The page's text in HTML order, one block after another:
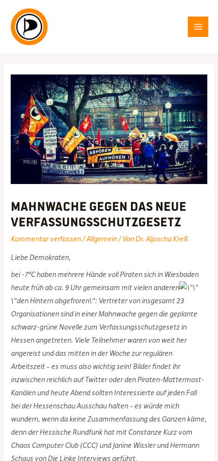
Inhalt
springen
Mahnwache gegen das neue
Verfassungsschutzgesetz
Kommentar verfassen/Allgemein/ Von Dr. Aljoscha Kreß
Liebe Demokraten,
bei -7°C haben mehrere Hände voll Piraten sich in Wiesbaden
heute früh ab ca. 9 Uhr gemeinsam mit vielen anderen
\“den Hintern abgefroren\“: Vertreter von insgesamt 23
Organisationen sind in einer Mahnwache gegen die geplante
schwarz-grüne Novelle zum Verfassungsschutzgesetz in
Hessen angetreten. Viele Teilnehmer waren von weit her
angereist und das mitten in der Woche zur regulären
Arbeitszeit – es muss also wichtig sein! Bilder findet ihr
inzwischen reichlich auf Twitter oder den Piraten-Mattermost-
Kanälen und heute Abend sollten Interessierte auf jeden Fall
bei der Hessenschau Ausschau halten – es würde mich
wundern, wenn da keine Zusammenfassung des Ganzen käme,
denn der Hessische Rundfunk hat mit Constanze Kurz vom
Chaos Computer Club (CCC) und Janine Wissler und Hermann
Schaus von Die Linke Interviews geführt.